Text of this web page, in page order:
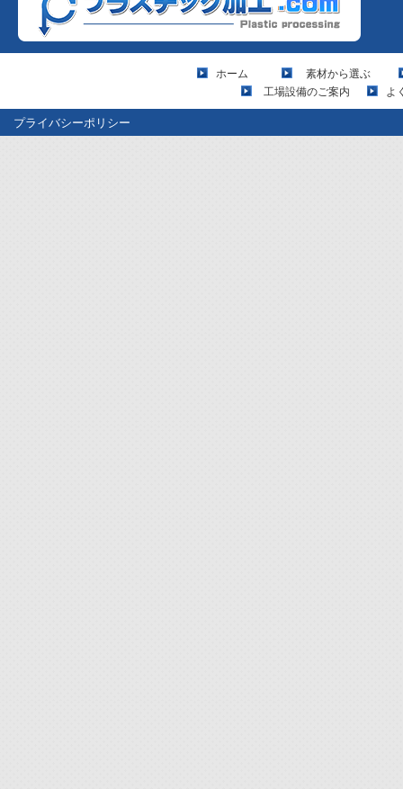
ホーム
素材から選ぶ
工場設備のご案内
よ
プライバシーポリシー